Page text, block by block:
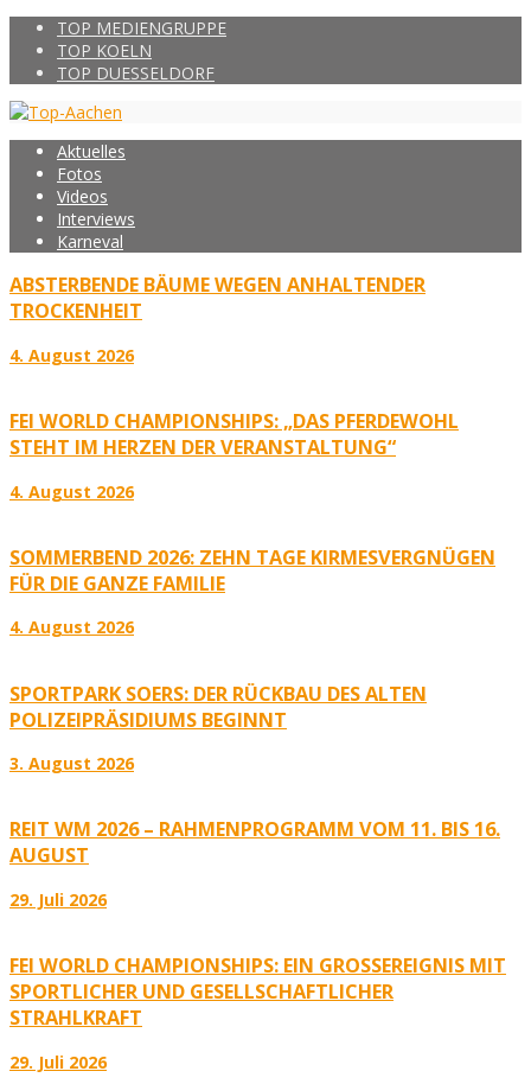
TOP MEDIENGRUPPE
TOP KOELN
TOP DUESSELDORF
Aktuelles
Fotos
Videos
Interviews
Karneval
ABSTERBENDE BÄUME WEGEN ANHALTENDER
TROCKENHEIT
4. August 2026
FEI WORLD CHAMPIONSHIPS: „DAS PFERDEWOHL
STEHT IM HERZEN DER VERANSTALTUNG“
4. August 2026
SOMMERBEND 2026: ZEHN TAGE KIRMESVERGNÜGEN
FÜR DIE GANZE FAMILIE
4. August 2026
SPORTPARK SOERS: DER RÜCKBAU DES ALTEN
POLIZEIPRÄSIDIUMS BEGINNT
3. August 2026
REIT WM 2026 – RAHMENPROGRAMM VOM 11. BIS 16.
AUGUST
29. Juli 2026
FEI WORLD CHAMPIONSHIPS: EIN GROSSEREIGNIS MIT S
PORTLICHER UND GESELLSCHAFTLICHER S
TRAHLKRAFT
29. Juli 2026